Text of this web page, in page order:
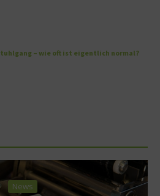
– wie oft ist eigentlich normal?
News